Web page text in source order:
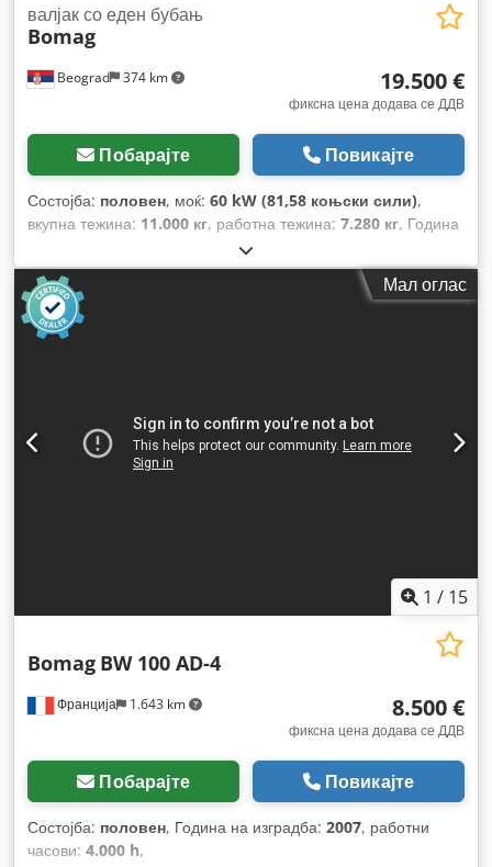
Beograd 374 km
валјак со еден бубањ
Bomag
19.500 €
фиксна цена додава се ДДВ
Побарајте Повикајте
Состојба: половен, моќ: 60 kW (81,58 коњски сили),
вкупна тежина: 11.000 кг, работна тежина: 7.280 кг, Година
, odlicna sostojba Crodpsy Hiz Dsfx Alyef
Мал оглас
1 / 15
Франција 1.643 km
Bomag BW 100 AD-4
8.500 €
фиксна цена додава се ДДВ
Побарајте Повикајте
Состојба: половен, Година на изградба: 2007, работни
часови: 4.000 h,